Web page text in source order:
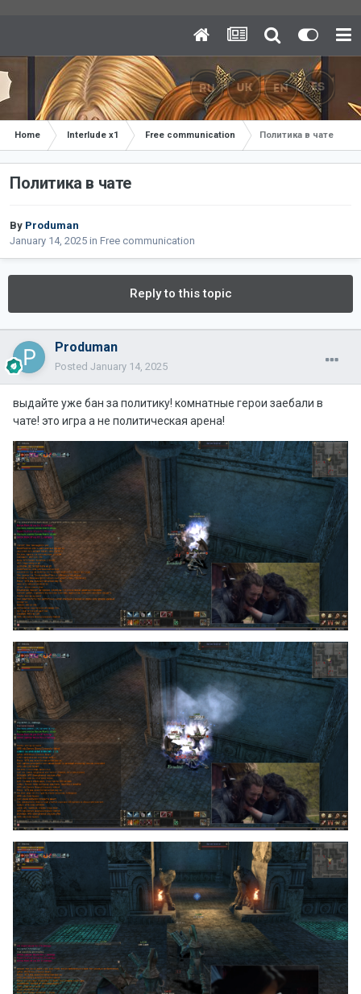
Home Interlude x1 Free communication Политика в чате
Политика в чате
By Produman
January 14, 2025 in Free communication
Reply to this topic
Produman
Posted January 14, 2025
выдайте уже бан за политику! комнатные герои заебали в
чате! это игра а не политическая арена!